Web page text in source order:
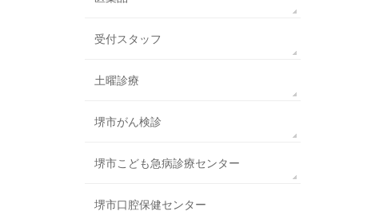
受付スタッフ
土曜診療
堺市がん検診
堺市こども急病診療センター
堺市口腔保健センター